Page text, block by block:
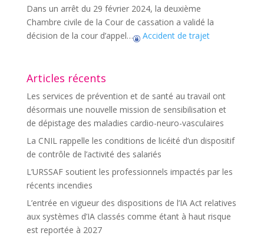
Dans un arrêt du 29 février 2024, la deuxième
Chambre civile de la Cour de cassation a validé la
décision de la cour d’appel…
Accident de trajet
Articles récents
Les services de prévention et de santé au travail ont
désormais une nouvelle mission de sensibilisation et
de dépistage des maladies cardio-neuro-vasculaires
La CNIL rappelle les conditions de licéité d’un dispositif
de contrôle de l’activité des salariés
L’URSSAF soutient les professionnels impactés par les
récents incendies
L’entrée en vigueur des dispositions de l’IA Act relatives
aux systèmes d’IA classés comme étant à haut risque
est reportée à 2027